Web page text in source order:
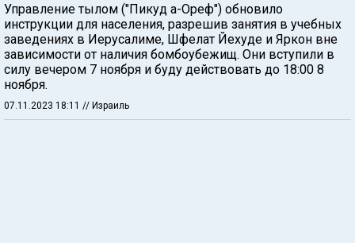
Управление тылом ("Пикуд а-Ореф") обновило
инструкции для населения, разрешив занятия в учебных
заведениях в Иерусалиме, Шфелат Йехуде и Яркон вне
зависимости от наличия бомбоубежищ. Они вступили в
силу вечером 7 ноября и буду действовать до 18:00 8
ноября.
07.11.2023 18:11 // Израиль